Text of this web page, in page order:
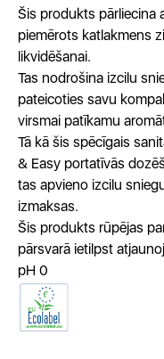
Šis produkts pārliecina
piemērots katlakmens
likvidēšanai.
Tas nodrošina izcilu
pateicoties savu
virsmai patīkamu
Tā kā šis spēcīgais
& Easy portatīvās
tas apvieno izcilu
izmaksas.
Šis produkts rūpējas
pārsvarā ietilpst
pH 0